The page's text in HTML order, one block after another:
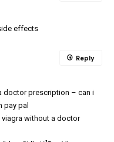
effects
doctor prescription – can i
pay pal
viagra without a doctor
Reply